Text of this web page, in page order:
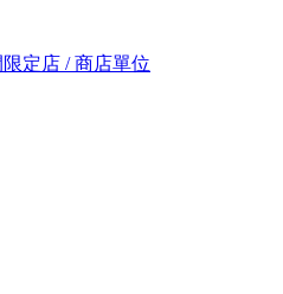
定店 / 商店單位